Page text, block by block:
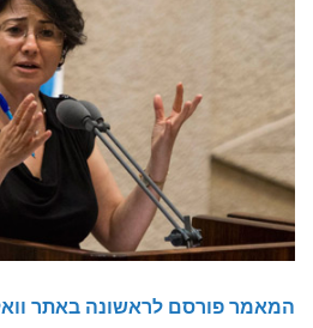
המאמר פורסם לראשונה באתר וואלה!